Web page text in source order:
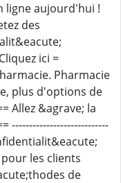
ligne aujourd'hui !
des
ici =
Pharmacie
plus d'options de
Allez &agrave; la
----------------------------
les clients
de